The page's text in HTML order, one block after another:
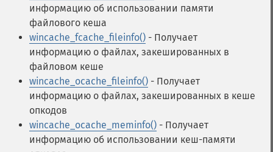
информацию об использовании памяти
файлового кеша
wincache_fcache_fileinfo() - Получает
информацию о файлах, закешированных в
файловом кеше
wincache_ocache_fileinfo() - Получает
информацию о файлах, закешированных в кеше
опкодов
wincache_ocache_meminfo() - Получает
информацию об использовании кеш-памяти